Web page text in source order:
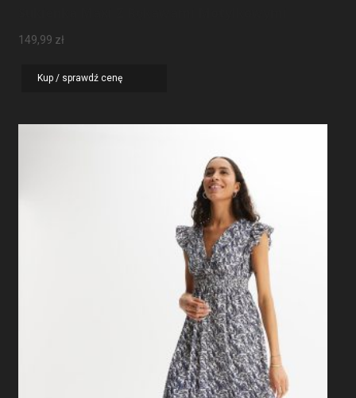
149,99 zł
Kup / sprawdź cenę